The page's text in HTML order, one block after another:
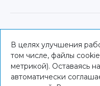
© NEO Clinic — 2026
КОНСУЛЬТАЦИЯ
В целях улучшения
том числе, файлы
метрикой). Оставаясь
автоматически